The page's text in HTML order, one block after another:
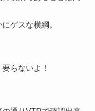
ゲスな横綱。
らないよ！